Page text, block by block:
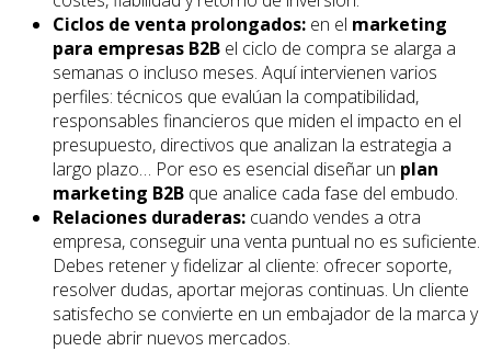
Ciclos de venta prolongados: en el marketing
para empresas B2B el ciclo de compra se alarga a
semanas o incluso meses. Aquí intervienen varios
perfiles: técnicos que evalúan la compatibilidad,
responsables financieros que miden el impacto en el
presupuesto, directivos que analizan la estrategia a
largo plazo… Por eso es esencial diseñar un plan
marketing B2B que analice cada fase del embudo.
Relaciones duraderas: cuando vendes a otra
empresa, conseguir una venta puntual no es suficiente.
Debes retener y fidelizar al cliente: ofrecer soporte,
resolver dudas, aportar mejoras continuas. Un cliente
satisfecho se convierte en un embajador de la marca y
puede abrir nuevos mercados.